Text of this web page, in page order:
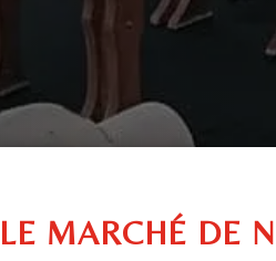
LE MARCHÉ DE